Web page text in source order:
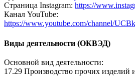
Страница Instagram: https://
Канал YouTube:
https://www.youtube.com/channel/
Виды деятельности (ОКВЭД)
Основной вид деятельности:
17.29 Производство прочих изделий